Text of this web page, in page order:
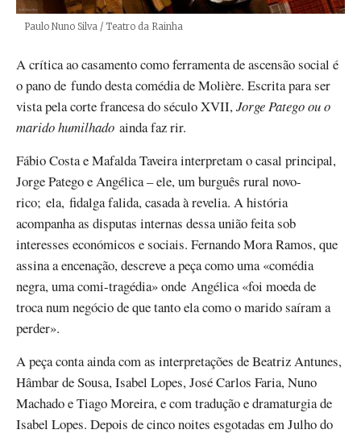
Créditos
Paulo Nuno Silva / Teatro da Rainha
A crítica ao casamento como ferramenta de ascensão social é
o pano de fundo desta comédia de Molière. Escrita para ser
vista pela corte francesa do século XVII,Jorge Patego ou o
marido humilhado ainda faz rir.
Fábio Costa e Mafalda Taveira interpretam o casal principal,
Jorge Patego e Angélica – ele, um burguês rural novo-
rico; ela, fidalga falida, casada à revelia. A história
acompanha as disputas internas dessa união feita sob
interesses económicos e sociais. Fernando Mora Ramos, que
assina a encenação, descreve a peça como uma «comédia
negra, uma comi-tragédia» onde Angélica «foi moeda de
troca num negócio de que tanto ela como o marido saíram a
perder».
A peça conta ainda com as interpretações de Beatriz Antunes,
Hâmbar de Sousa, Isabel Lopes, José Carlos Faria, Nuno
Machado e Tiago Moreira, e com tradução e dramaturgia de
Isabel Lopes. Depois de cinco noites esgotadas em Julho do